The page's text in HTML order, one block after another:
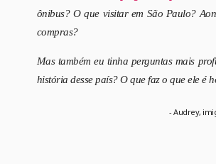
ônibus? O que visitar em São Paulo?
compras?
Mas também eu tinha perguntas mais
história desse país? O que faz o que ele é
- Audrey,